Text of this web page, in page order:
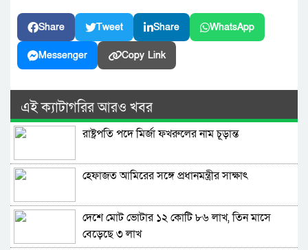
Share Tweet Share WhatsApp
Messenger Copy Link
এই ক্যাটাগরির আরও খবর
রাষ্ট্রপতি পদে মির্জা ফখরুলের নাম চূড়ান্ত
হেফাজত আমিরের সঙ্গে প্রধানমন্ত্রীর সাক্ষাৎ
দেশে মোট ভোটার ১২ কোটি ৮৬ লাখ, তিন মাসে
বেড়েছে ৩ লাখ